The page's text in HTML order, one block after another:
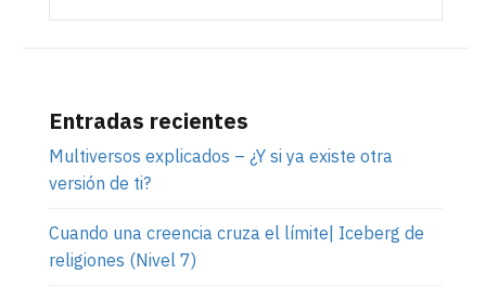
Entradas recientes
Multiversos explicados – ¿Y si ya existe otra
versión de ti?
Cuando una creencia cruza el límite| Iceberg de
religiones (Nivel 7)